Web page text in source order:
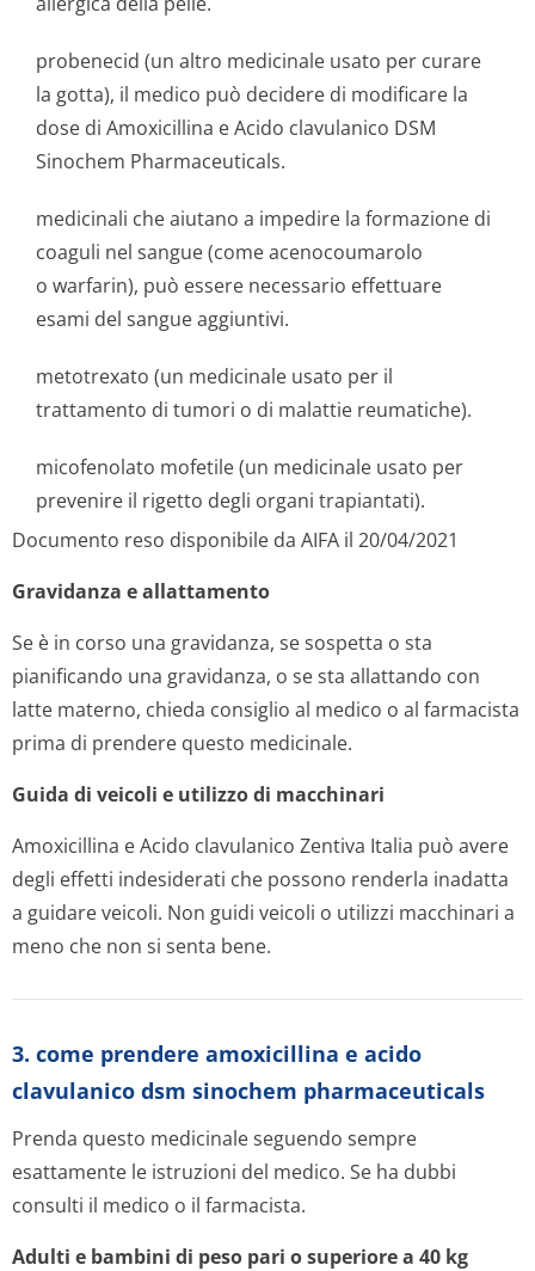
probenecid (un altro medicinale usato per curare
la gotta), il medico può decidere di modificare la
dose di Amoxicillina e Acido clavulanico DSM
Sinochem Pharmaceuticals.
medicinali che aiutano a impedire la formazione di
coaguli nel sangue (come acenocoumarolo
o warfarin), può essere necessario effettuare
esami del sangue aggiuntivi.
metotrexato (un medicinale usato per il
trattamento di tumori o di malattie reumatiche).
micofenolato mofetile (un medicinale usato per
prevenire il rigetto degli organi trapiantati).
Documento reso disponibile da AIFA il 20/04/2021
Gravidanza e allattamento
Se è in corso una gravidanza, se sospetta o sta
pianificando una gravidanza, o se sta allattando con
latte materno, chieda consiglio al medico o al farmacista
prima di prendere questo medicinale.
Guida di veicoli e utilizzo di macchinari
Amoxicillina e Acido clavulanico Zentiva Italia può avere
degli effetti indesiderati che possono renderla inadatta
a guidare veicoli. Non guidi veicoli o utilizzi macchinari a
meno che non si senta bene.
3. come prendere amoxicillina e acido
clavulanico dsm sinochem pharmaceuticals
Prenda questo medicinale seguendo sempre
esattamente le istruzioni del medico. Se ha dubbi
consulti il medico o il farmacista.
Adulti e bambini di peso pari o superiore a 40 kg